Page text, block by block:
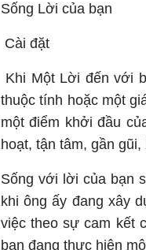
Sống Lời của bạn
Cài đặt
Khi Một Lời đến với
thuộc tính hoặc một
một điểm khởi đầu
hoạt, tận tâm, gần
Sống với lời của bạn
khi ông ấy đang xây
việc theo sự cam kết
bạn đang thực hiện